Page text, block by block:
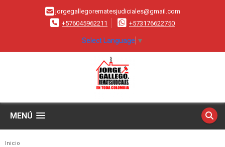
jorgegallegorematesjudiciales@gmail.com
+576045962211
+573176622750
Select Language ▼
MENÚ
Inicio